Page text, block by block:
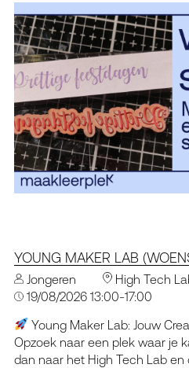
YOUNG MAKER LAB
Jongeren
High Tech
19/08/2026 13:00-17:00
Young Maker Lab: Jouw
Opzoek naar een plek waar je
dan naar het High Tech Lab